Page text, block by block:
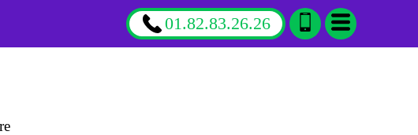
01.82.83.26.26